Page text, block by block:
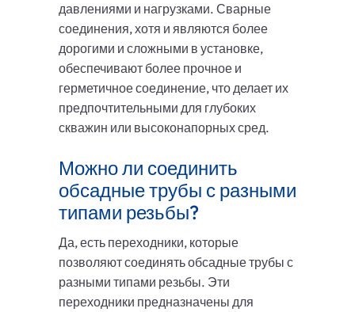
давлениями и нагрузками. Сварные
соединения, хотя и являются более
дорогими и сложными в установке,
обеспечивают более прочное и
герметичное соединение, что делает их
предпочтительными для глубоких
скважин или высоконапорных сред.
Можно ли соединить
обсадные трубы с разными
типами резьбы?
Да, есть переходники, которые
позволяют соединять обсадные трубы с
разными типами резьбы. Эти
переходники предназначены для